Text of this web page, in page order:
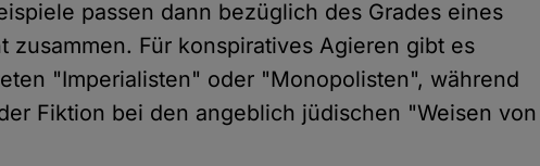
passen dann bezüglich des Grades eines
zusammen. Für konspiratives Agieren gibt es
"Imperialisten" oder "Monopolisten", während
Fiktion bei den angeblich jüdischen "Weisen von